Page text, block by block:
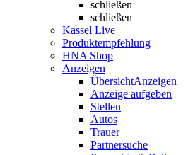
schließen
schließen
Kassel Live
Produktempfehlung
HNA Shop
Anzeigen
ÜbersichtAnzeigen
Anzeige aufgeben
Stellen
Autos
Trauer
Partnersuche